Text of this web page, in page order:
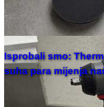
Isprobali smo:
suha para mijenja